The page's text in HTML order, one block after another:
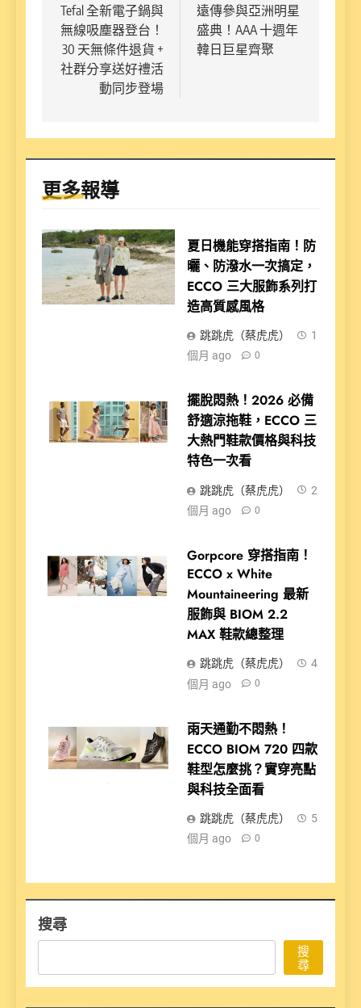
章
導
覽
Tefal 全新電子鍋與
無線吸塵器登台！
30 天無條件退貨 +
社群分享送好禮活
動同步登場
遠傳參與亞洲明星
盛典！AAA 十週年
韓日巨星齊聚
更多報導
夏日機能穿搭指南！防
曬、防潑水一次搞定，
ECCO 三大服飾系列打
造高質感風格
跳跳虎（蔡虎虎）
1
個月 ago
0
擺脫悶熱！2026 必備
舒適涼拖鞋，ECCO 三
大熱門鞋款價格與科技
特色一次看
跳跳虎（蔡虎虎）
2
個月 ago
0
Gorpcore 穿搭指南！
ECCO x White
Mountaineering 最新
服飾與 BIOM 2.2
MAX 鞋款總整理
跳跳虎（蔡虎虎）
4
個月 ago
0
雨天通勤不悶熱！
ECCO BIOM 720 四款
鞋型怎麼挑？實穿亮點
與科技全面看
跳跳虎（蔡虎虎）
5
個月 ago
0
搜尋
搜
尋